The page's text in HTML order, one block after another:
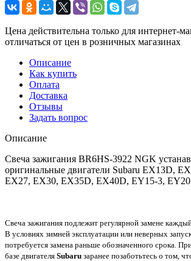
Цена действительна только для интернет-
отличаться от цен в розничных магазинах
Описание
Как купить
Оплата
Доставка
Отзывы
Задать вопрос
Описание
Свеча зажигания BR6HS-3922 NGK
оригинальные двигатели Subaru EX13D,
EX27, EX30, EX35D, EX40D, EY15-3,
Свеча зажигания подлежит регулярной замене
В условиях зимней эксплуатации или неверных
потребуется замена раньше обозначенного срока.
базе двигателя Subaru заранее позаботьтесь о том,